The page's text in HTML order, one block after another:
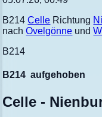
B214Celle Richtung
nachOvelgönne und
B214
B214 aufgehoben
Celle -